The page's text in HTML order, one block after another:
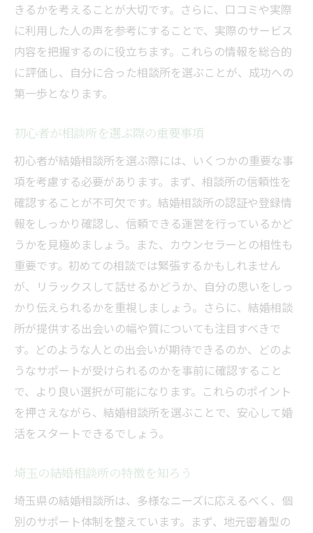
きるかを考えることが大切です。さらに、口コミや実際
に利用した人の声を参考にすることで、実際のサービス
内容を把握するのに役立ちます。これらの情報を総合的
に評価し、自分に合った相談所を選ぶことが、成功への
第一歩となります。
初心者が相談所を選ぶ際の重要事項
初心者が結婚相談所を選ぶ際には、いくつかの重要な事
項を考慮する必要があります。まず、相談所の信頼性を
確認することが不可欠です。結婚相談所の認証や登録情
報をしっかり確認し、信頼できる運営を行っているかど
うかを見極めましょう。また、カウンセラーとの相性も
重要です。初めての相談では緊張するかもしれません
が、リラックスして話せるかどうか、自分の思いをしっ
かり伝えられるかを重視しましょう。さらに、結婚相談
所が提供する出会いの幅や質についても注目すべきで
す。どのような人との出会いが期待できるのか、どのよ
うなサポートが受けられるのかを事前に確認すること
で、より良い選択が可能になります。これらのポイント
を押さえながら、結婚相談所を選ぶことで、安心して婚
活をスタートできるでしょう。
埼玉の結婚相談所の特徴を知ろう
埼玉県の結婚相談所は、多様なニーズに応えるべく、個
別のサポート体制を整えています。まず、地元密着型の